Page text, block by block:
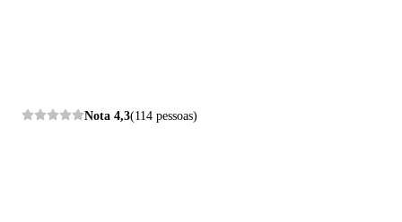
Nota 4,3(114 pessoas)